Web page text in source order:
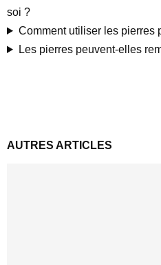
soi ?
Comment utiliser les pierres
Les pierres peuvent-elles
AUTRES ARTICLES